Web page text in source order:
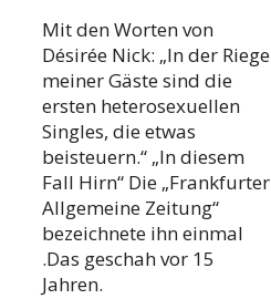
Mit den Worten von
Désirée Nick: „In der Riege
meiner Gäste sind die
ersten heterosexuellen
Singles, die etwas
beisteuern.“ „In diesem
Fall Hirn“ Die „Frankfurter
Allgemeine Zeitung“
bezeichnete ihn einmal
.Das geschah vor 15
Jahren.